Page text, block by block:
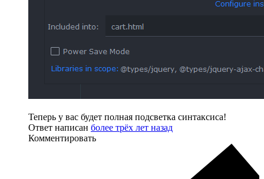
Теперь у вас будет полная подсветка синтаксиса!
Ответ написан более трёх лет назад
Комментировать